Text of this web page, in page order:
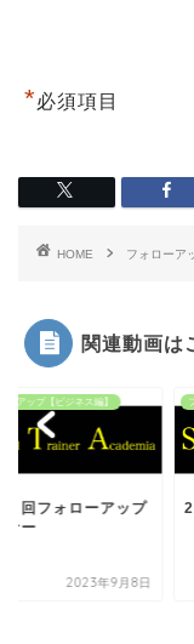
*必須項目
HOME フォローア
関連動画は
ーアップ【ビジネス編】
０回フォローアップ
ナー
2023年9月8日